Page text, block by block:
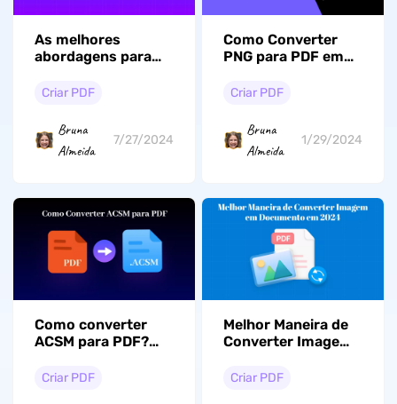
As melhores
abordagens para
PDF ajustado à
Criar PDF
Bruna
Almeida
7/27/2024
Como Converter
PNG para PDF em
Facilmente
Criar PDF
Bruna
Almeida
1/29/2024
Como converter
ACSM para PDF?
Criar PDF
Melhor Maneira de
Converter Imagem
2026
Criar PDF